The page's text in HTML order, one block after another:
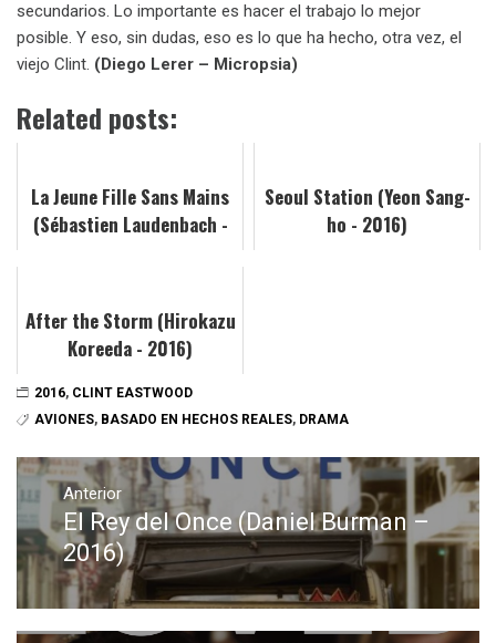
secundarios. Lo importante es hacer el trabajo lo mejor
posible. Y eso, sin dudas, eso es lo que ha hecho, otra vez, el
viejo Clint. (Diego Lerer – Micropsia)
Related posts:
La Jeune Fille Sans Mains
(Sébastien Laudenbach -
Seoul Station (Yeon Sang-
ho - 2016)
After the Storm (Hirokazu
Koreeda - 2016)
2016, CLINT EASTWOOD
AVIONES, BASADO EN HECHOS REALES, DRAMA
Navegación
de
entradas
Anterior
Entrada
anterior:
El Rey del Once (Daniel Burman –
2016)